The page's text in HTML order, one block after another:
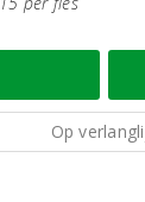
Op